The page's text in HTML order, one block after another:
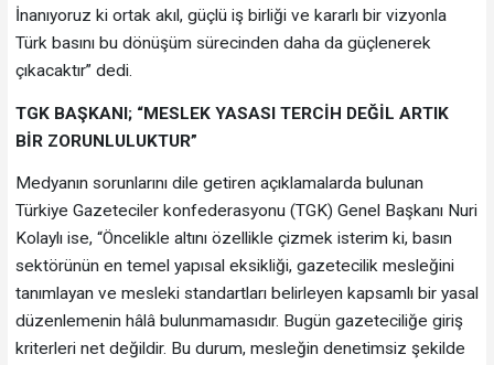
İnanıyoruz ki ortak akıl, güçlü iş birliği ve kararlı bir vizyonla
Türk basını bu dönüşüm sürecinden daha da güçlenerek
çıkacaktır” dedi.
TGK BAŞKANI; “MESLEK YASASI TERCİH DEĞİL ARTIK
BİR ZORUNLULUKTUR”
Medyanın sorunlarını dile getiren açıklamalarda bulunan
Türkiye Gazeteciler konfederasyonu (TGK) Genel Başkanı Nuri
Kolaylı ise, “Öncelikle altını özellikle çizmek isterim ki, basın
sektörünün en temel yapısal eksikliği, gazetecilik mesleğini
tanımlayan ve mesleki standartları belirleyen kapsamlı bir yasal
düzenlemenin hâlâ bulunmamasıdır. Bugün gazeteciliğe giriş
kriterleri net değildir. Bu durum, mesleğin denetimsiz şekilde